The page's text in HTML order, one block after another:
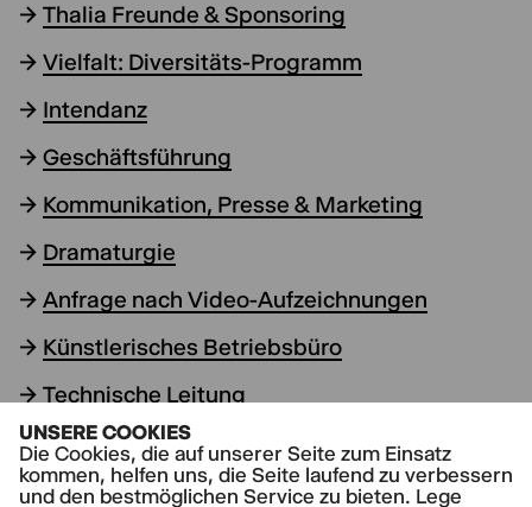
UNSERE COOKIES
Die Cookies, die auf unserer Seite zum Einsatz
kommen, helfen uns, die Seite laufend zu verbessern
und den bestmöglichen Service zu bieten. Lege
→ Thalia Freunde & Sponsoring
→ Vielfalt: Diversitäts-Programm
→ Intendanz
→ Geschäftsführung
→ Kommunikation, Presse & Marketing
→ Dramaturgie
→ Anfrage nach Video-Aufzeichnungen
→ Künstlerisches Betriebsbüro
→ Technische Leitung
→Compliance
→Datenschutz